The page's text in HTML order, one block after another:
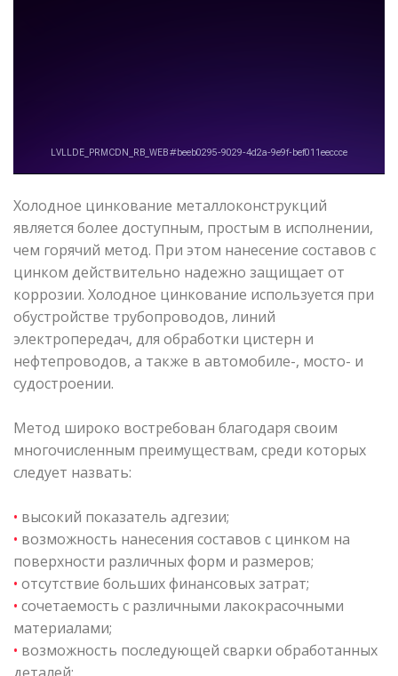
Холодное цинкование металлоконструкций
является более доступным, простым в исполнении,
чем горячий метод. При этом нанесение составов с
цинком действительно надежно защищает от
коррозии. Холодное цинкование используется при
обустройстве трубопроводов, линий
электропередач, для обработки цистерн и
нефтепроводов, а также в автомобиле-, мосто- и
судостроении.
Метод широко востребован благодаря своим
многочисленным преимуществам, среди которых
следует назвать:
• высокий показатель адгезии;
• возможность нанесения составов с цинком на
поверхности различных форм и размеров;
• отсутствие больших финансовых затрат;
• сочетаемость с различными лакокрасочными
материалами;
• возможность последующей сварки обработанных
деталей;